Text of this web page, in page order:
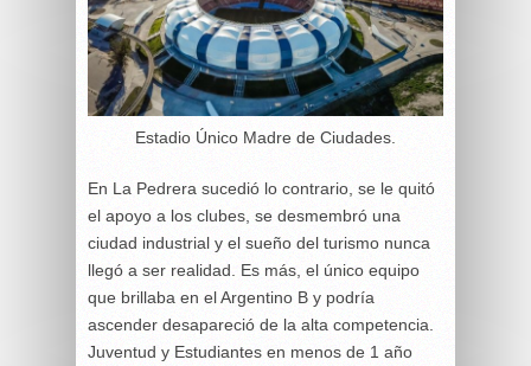
Estadio Único Madre de Ciudades.
En La Pedrera sucedió lo contrario, se le quitó
el apoyo a los clubes, se desmembró una
ciudad industrial y el sueño del turismo nunca
llegó a ser realidad. Es más, el único equipo
que brillaba en el Argentino B y podría
ascender desapareció de la alta competencia.
Juventud y Estudiantes en menos de 1 año